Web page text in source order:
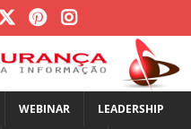
WEBINAR LEADERSHIP